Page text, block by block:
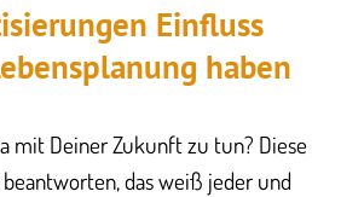
Einfluss
haben
mit Deiner Zukunft zu tun? Diese
das weiß jeder und